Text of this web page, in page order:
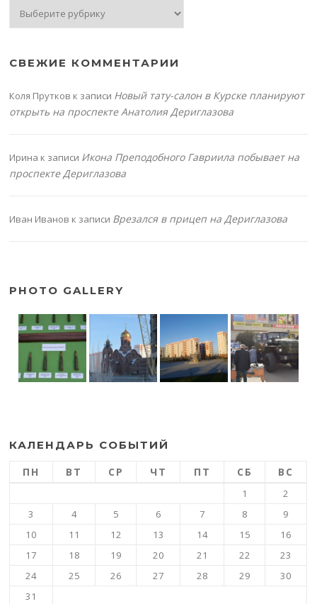
СВЕЖИЕ КОММЕНТАРИИ
Коля Прутков к записи Новый тату-салон в Курске планируют
открыть на проспекте Анатолия Дериглазова
Ирина к записи Икона Преподобного Гавриила побывает на
проспекте Дериглазова
Иван Иванов к записи Врезался в прицеп на Дериглазова
PHOTO GALLERY
КАЛЕНДАРЬ СОБЫТИЙ
ПН ВТ СР ЧТ ПТ СБ ВС
1
2
3
4 5 6 7 8
9
10
11 12 13 14 15
16
17
18 19 20 21 22
23
24
25 26 27 28 29
30
31